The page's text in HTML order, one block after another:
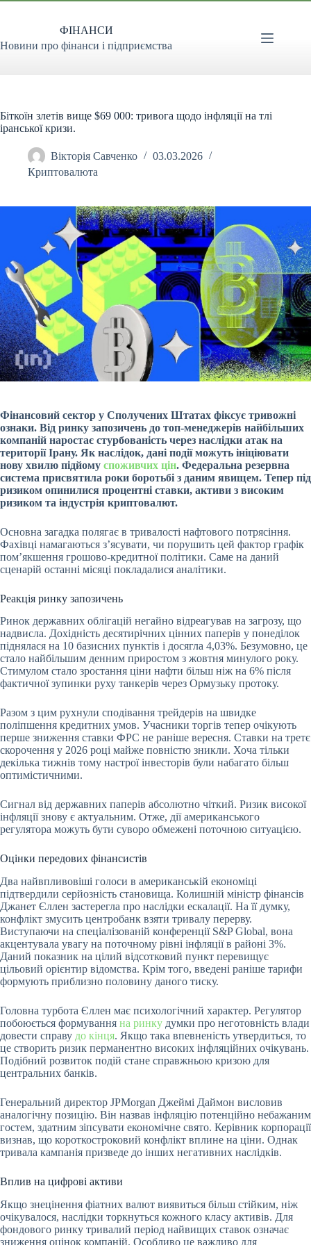
Перейти
ФІНАНСИ
Новини про фінанси і підприємства
Біткоїн злетів вище $69 000: тривога щодо інфляції на тлі
іранської кризи.
Вікторія Савченко
03.03.2026
Криптовалюта
Фінансовий сектор у Сполучених Штатах фіксує тривожні
ознаки. Від ринку запозичень до топ-менеджерів найбільших
компаній наростає стурбованість через наслідки атак на
території Ірану. Як наслідок, дані події можуть ініціювати
нову хвилю підйому споживчих цін. Федеральна резервна
система присвятила роки боротьбі з даним явищем. Тепер під
ризиком опинилися процентні ставки, активи з високим
ризиком та індустрія криптовалют.
Основна загадка полягає в тривалості нафтового потрясіння.
Фахівці намагаються з’ясувати, чи порушить цей фактор графік
пом’якшення грошово-кредитної політики. Саме на даний
сценарій останні місяці покладалися аналітики.
Реакція ринку запозичень
Ринок державних облігацій негайно відреагував на загрозу, що
надвисла. Дохідність десятирічних цінних паперів у понеділок
піднялася на 10 базисних пунктів і досягла 4,03%. Безумовно, це
стало найбільшим денним приростом з жовтня минулого року.
Стимулом стало зростання ціни нафти більш ніж на 6% після
фактичної зупинки руху танкерів через Ормузьку протоку.
Разом з цим рухнули сподівання трейдерів на швидке
поліпшення кредитних умов. Учасники торгів тепер очікують
перше зниження ставки ФРС не раніше вересня. Ставки на третє
скорочення у 2026 році майже повністю зникли. Хоча тільки
декілька тижнів тому настрої інвесторів були набагато більш
оптимістичними.
Сигнал від державних паперів абсолютно чіткий. Ризик високої
інфляції знову є актуальним. Отже, дії американського
регулятора можуть бути суворо обмежені поточною ситуацією.
Оцінки передових фінансистів
Два найвпливовіші голоси в американській економіці
підтвердили серйозність становища. Колишній міністр фінансів
Джанет Єллен застерегла про наслідки ескалації. На її думку,
конфлікт змусить центробанк взяти тривалу перерву.
Виступаючи на спеціалізованій конференції S&P Global, вона
акцентувала увагу на поточному рівні інфляції в районі 3%.
Даний показник на цілий відсотковий пункт перевищує
цільовий орієнтир відомства. Крім того, введені раніше тарифи
формують приблизно половину даного тиску.
Головна турбота Єллен має психологічний характер. Регулятор
побоюється формування на ринку думки про неготовність влади
довести справу до кінця. Якщо така впевненість утвердиться, то
це створить ризик перманентно високих інфляційних очікувань.
Подібний розвиток подій стане справжньою кризою для
центральних банків.
Генеральний директор JPMorgan Джеймі Даймон висловив
аналогічну позицію. Він назвав інфляцію потенційно небажаним
гостем, здатним зіпсувати економічне свято. Керівник корпорації
визнав, що короткостроковий конфлікт вплине на ціни. Однак
тривала кампанія призведе до інших негативних наслідків.
Вплив на цифрові активи
Якщо знецінення фіатних валют виявиться більш стійким, ніж
очікувалося, наслідки торкнуться кожного класу активів. Для
фондового ринку тривалий період найвищих ставок означає
зниження оцінок компаній. Особливо це важливо для